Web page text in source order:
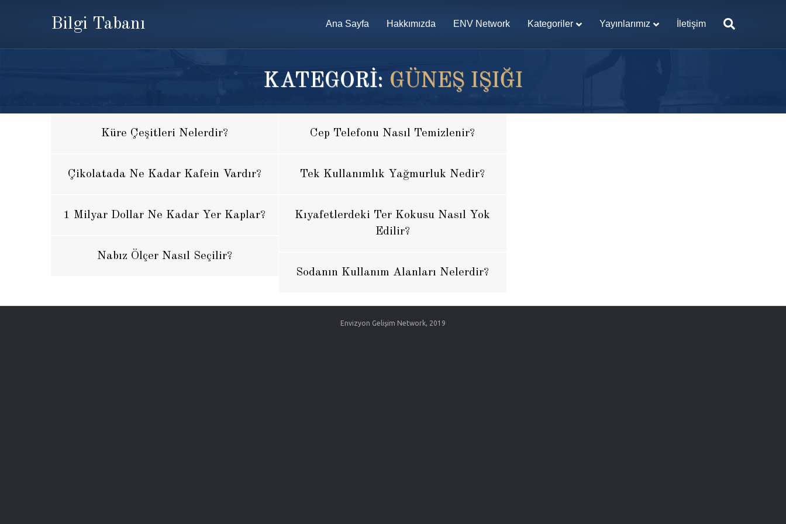
Bilgi Tabanı Ana Sayfa Hakkımızda ENV Network Kategoriler Yayınlarımız İletişim
KATEGORİ: GÜNEŞ IŞIĞI
Küre Çeşitleri Nelerdir? Cep Telefonu Nasıl Temizlenir?
Çikolatada Ne Kadar Kafein Vardır? Tek Kullanımlık Yağmurluk Nedir?
1 Milyar Dollar Ne Kadar Yer Kaplar?
Kıyafetlerdeki Ter Kokusu Nasıl Yok
Edilir?
Nabız Ölçer Nasıl Seçilir?
Sodanın Kullanım Alanları Nelerdir?
Envizyon Gelişim Network, 2019